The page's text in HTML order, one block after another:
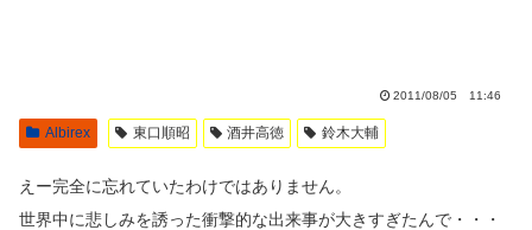
2011/08/05 11:46
Albirex 東口順昭 酒井高徳 鈴木大輔
えー完全に忘れていたわけではありません。
世界中に悲しみを誘った衝撃的な出来事が大きすぎたんで・・・